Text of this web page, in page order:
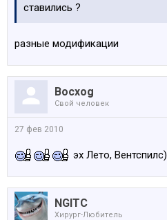
ставились ?
разные модификации
Bocxog
Свой человек
27 фев 2010
эх Лето, Вентспилс)
NGITC
Хирург-Любитель